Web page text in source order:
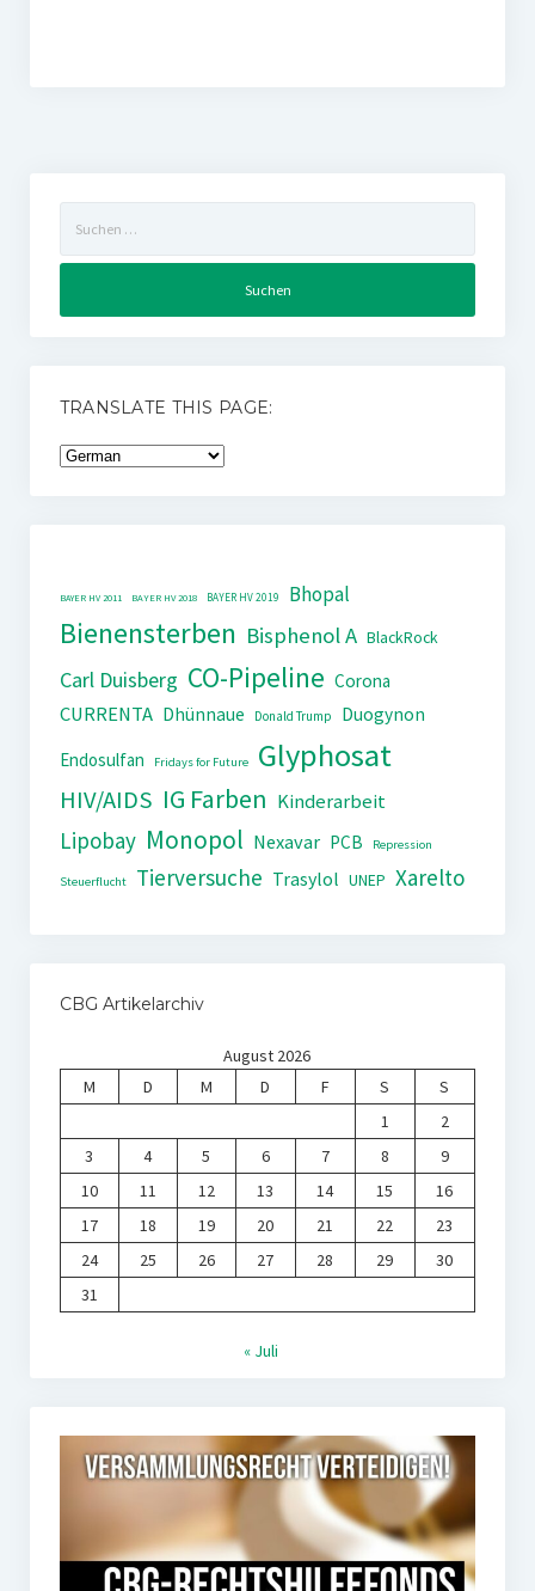
nach:
TRANSLATE THIS PAGE:
BAYER HV 2011 BAYER HV 2018 BAYER HV 2019 Bhopal
Bienensterben Bisphenol A BlackRock
Carl Duisberg CO-Pipeline Corona
CURRENTA Dhünnaue Donald Trump
Duogynon
Endosulfan
Fridays for Future Glyphosat
HIV/AIDS IG Farben Kinderarbeit
Lipobay Monopol Nexavar PCB Repression
Steuerflucht Tierversuche Trasylol UNEP Xarelto
CBG Artikelarchiv
August 2026
M
D M D F S
S
1
2
3
4 5 6 7 8
9
10
11 12 13 14 15
16
17
18 19 20 21 22
23
24
25 26 27 28 29
30
31
« Juli